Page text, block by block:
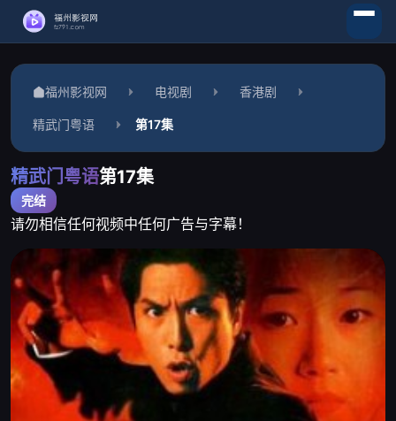
福州影视网 电视剧 香港剧
精武门粤语 第17集
精武门粤语第17集
完结
请勿相信任何视频中任何广告与字幕！